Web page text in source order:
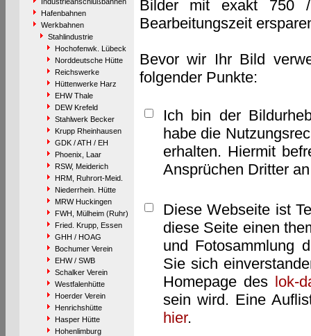
Hafenbahnen
Werkbahnen
Stahlindustrie
Hochofenwk. Lübeck
Norddeutsche Hütte
Reichswerke
Hüttenwerke Harz
EHW Thale
DEW Krefeld
Stahlwerk Becker
Krupp Rheinhausen
GDK / ATH / EH
Phoenix, Laar
RSW, Meiderich
HRM, Ruhrort-Meid.
Niederrhein. Hütte
MRW Huckingen
FWH, Mülheim (Ruhr)
Fried. Krupp, Essen
GHH / HOAG
Bochumer Verein
EHW / SWB
Schalker Verein
Westfalenhütte
Hoerder Verein
Henrichshütte
Hasper Hütte
Hohenlimburg
Bilder mit exakt 750
Bearbeitungszeit
Bevor wir Ihr Bild
folgender Punkte:
Ich bin der
habe die
erhalten. Hiermit
Ansprüchen Dritter
Diese Webseite ist
diese Seite einen
und Fotosammlung
Sie sich
Homepage des lok-
sein wird. Eine
hier.